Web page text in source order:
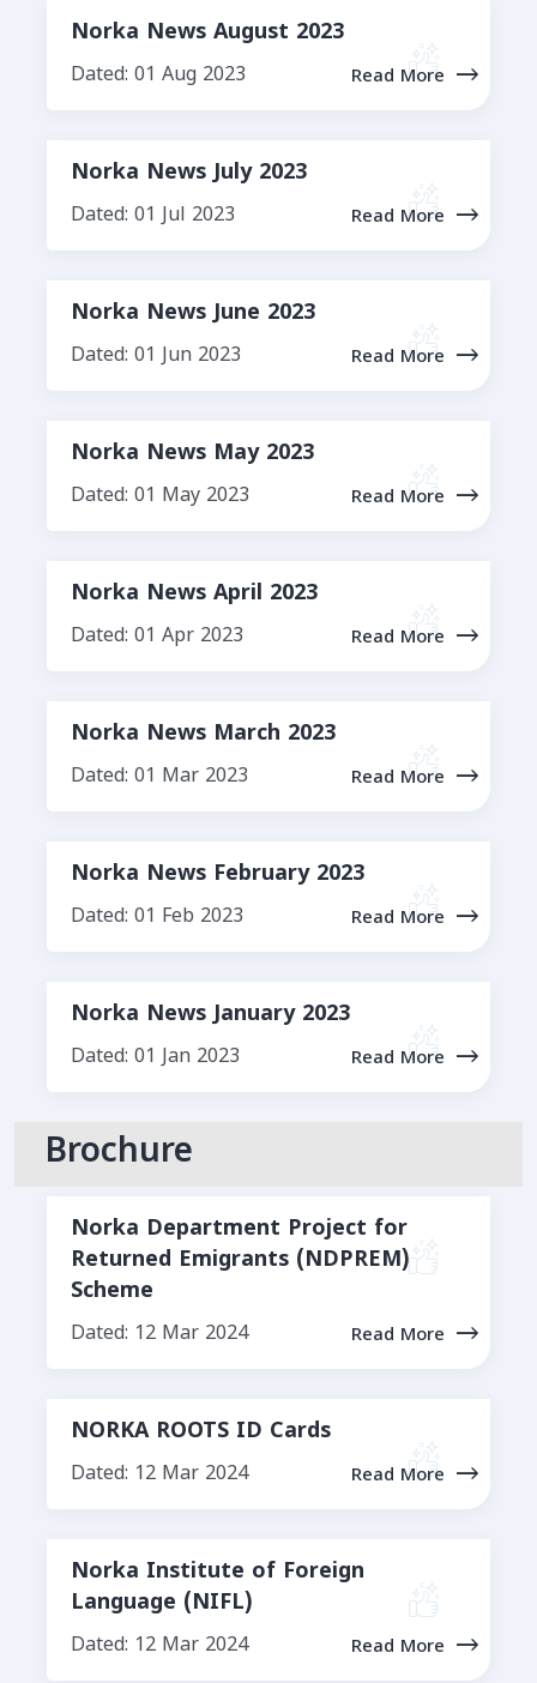
Norka News August 2023
Dated: 01 Aug 2023 Read More
Norka News July 2023
Dated: 01 Jul 2023 Read More
Norka News June 2023
Dated: 01 Jun 2023 Read More
Norka News May 2023
Dated: 01 May 2023 Read More
Norka News April 2023
Dated: 01 Apr 2023 Read More
Norka News March 2023
Dated: 01 Mar 2023 Read More
Norka News February 2023
Dated: 01 Feb 2023 Read More
Norka News January 2023
Dated: 01 Jan 2023 Read More
Brochure
Norka Department Project for
Returned Emigrants (NDPREM)
Scheme
Dated: 12 Mar 2024 Read More
NORKA ROOTS ID Cards
Dated: 12 Mar 2024 Read More
Norka Institute of Foreign
Language (NIFL)
Dated: 12 Mar 2024 Read More